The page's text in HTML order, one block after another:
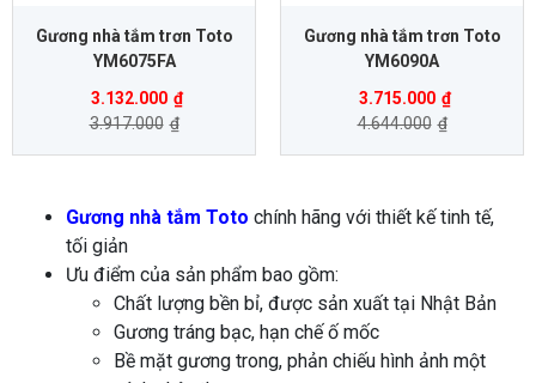
Gương nhà tắm trơn Toto
YM6075FA
3.132.000 ₫
3.917.000 ₫
Gương nhà tắm trơn Toto
YM6090A
3.715.000 ₫
4.644.000 ₫
Gương nhà tắm Toto chính hãng với thiết kế tinh tế,
tối giản
Ưu điểm của sản phẩm bao gồm:
Chất lượng bền bỉ, được sản xuất tại Nhật Bản
Gương tráng bạc, hạn chế ố mốc
Bề mặt gương trong, phản chiếu hình ảnh một